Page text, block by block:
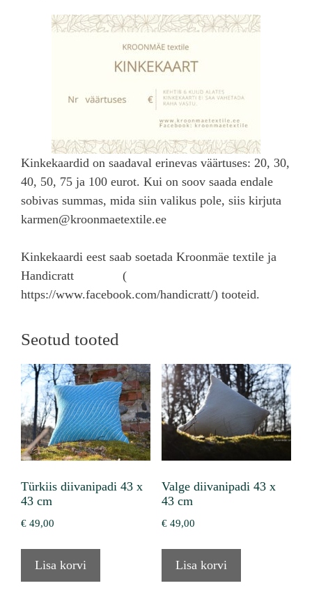
Kinkekaardid on saadaval erinevas väärtuses: 20, 30,
40, 50, 75 ja 100 eurot. Kui on soov saada endale
sobivas summas, mida siin valikus pole, siis kirjuta
karmen@kroonmaetextile.ee
Kinkekaardi eest saab soetada Kroonmäe textile ja
Handicratt (
https://www.facebook.com/handicratt/) tooteid.
Seotud tooted
Türkiis diivanipadi 43 x
43 cm
€ 49,00
Lisa korvi
Valge diivanipadi 43 x
43 cm
€49,00
Lisa korvi